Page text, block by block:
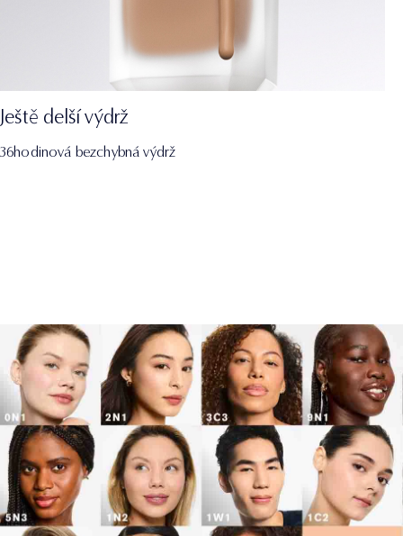
Ještě delší výdrž
36hodinová bezchybná výdrž